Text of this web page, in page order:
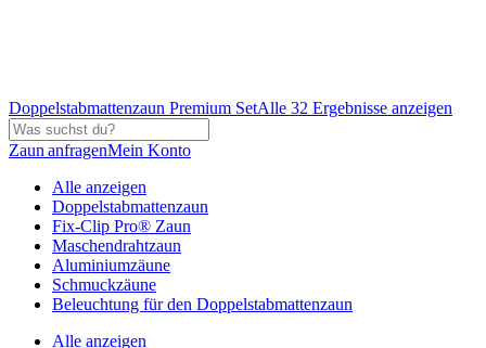
Doppelstabmattenzaun Premium SetAlle 32 Ergebnisse anzeigen
Zaun anfragenMein Konto
Alle anzeigen
Doppelstabmattenzaun
Fix-Clip Pro® Zaun
Maschendrahtzaun
Aluminiumzäune
Schmuckzäune
Beleuchtung für den Doppelstabmattenzaun
Alle anzeigen